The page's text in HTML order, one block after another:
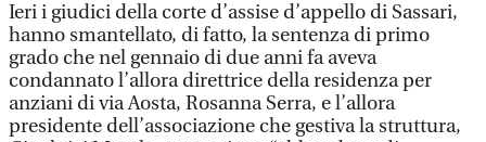
Ieri i giudici della corte d’assise d’appello di Sassari,
hanno smantellato, di fatto, la sentenza di primo
grado che nel gennaio di due anni fa aveva
condannato l’allora direttrice della residenza per
anziani di via Aosta, Rosanna Serra, e l’allora
presidente dell’associazione che gestiva la struttura,